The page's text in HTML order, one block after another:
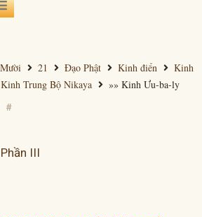
#
21 Đạo Phật Kinh điển
Kinh
Kinh Trung Bộ Nikaya »» Kinh Ưu-ba-ly
Phần III